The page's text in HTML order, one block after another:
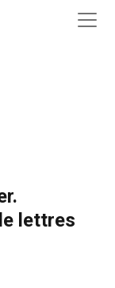
lettres
Prosper.